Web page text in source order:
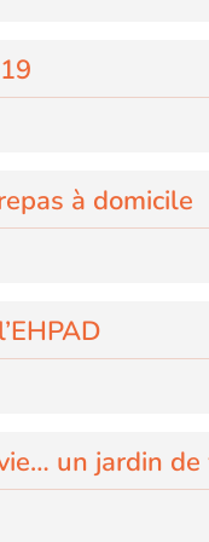
à domicile
un jardin de